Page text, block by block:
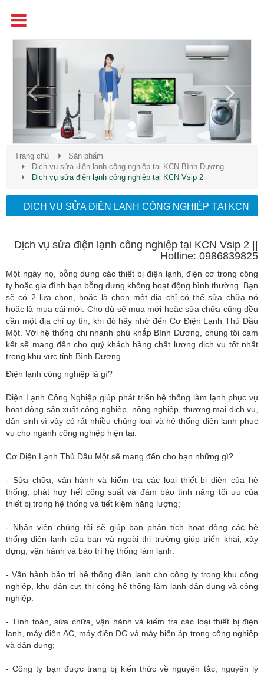
Previous
Trang chủ
Sản phẩm
Dịch vụ sửa điện lạnh công nghiệp tại KCN Bình Dương
Dịch vụ sửa điện lạnh công nghiệp tại KCN Vsip 2
DỊCH VỤ SỬA ĐIỆN LẠNH CÔNG NGHIỆP TẠI KCN
Dịch vụ sửa điện lạnh công nghiệp tại KCN Vsip 2 ||
Hotline: 0986839825
Một ngày nọ, bỗng dưng các thiết bị điện lạnh, điện cơ trong công
ty hoặc gia đình bạn bỗng dưng không hoạt động bình thường. Bạn
sẽ có 2 lựa chọn, hoặc là chọn một địa chỉ có thể sửa chữa nó
hoặc là mua cái mới. Cho dù sẽ mua mới hoặc sửa chữa cũng đều
cần một địa chỉ uy tín, khi đó hãy nhớ đến Cơ Điện Lạnh Thủ Dầu
Một. Với hệ thống chi nhánh phủ khắp Bình Dương, chúng tôi cam
kết sẽ mang đến cho quý khách hàng chất lượng dịch vụ tốt nhất
trong khu vực tỉnh Bình Dương.
Điện lạnh công nghiệp là gì?
Điện Lạnh Công Nghiệp giúp phát triển hệ thống làm lạnh phục vụ
hoạt động sản xuất công nghiệp, nông nghiệp, thương mại dịch vụ,
dân sinh vì vậy có rất nhiều chủng loại và hệ thống điện lạnh phục
vụ cho ngành công nghiệp hiện tại.
Cơ Điện Lạnh Thủ Dầu Một sẽ mang đến cho bạn những gì?
- Sửa chữa, vận hành và kiểm tra các loại thiết bị điện của hệ
thống, phát huy hết công suất và đảm bảo tính năng tối ưu của
thiết bị trong hệ thống và tiết kiệm năng lượng;
- Nhân viên chúng tôi sẽ giúp bạn phân tích hoạt động các hệ
thống điện lạnh của bạn và ngoài thị trường giúp triển khai, xây
dựng, vận hành và bảo trì hệ thống làm lạnh.
- Vận hành bảo trì hệ thống điện lạnh cho công ty trong khu công
nghiệp, khu dân cư; thi công hệ thống làm lạnh dân dụng và công
nghiệp.
- Tính toán, sửa chữa, vận hành và kiểm tra các loại thiết bị điện
lạnh, máy điện AC, máy điện DC và máy biến áp trong công nghiệp
và dân dụng;
- Công ty bạn được trang bị kiến thức về nguyên tắc, nguyên lý